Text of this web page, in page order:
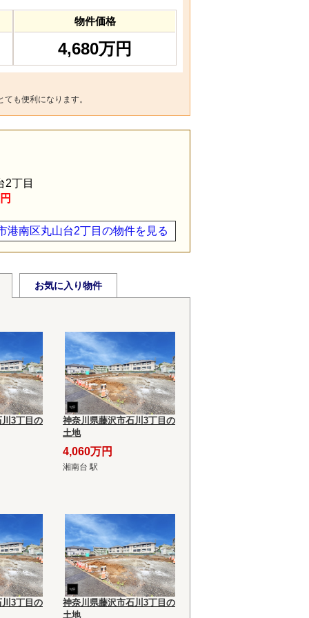
物件価格
4,680万円
も便利になります。
港南区丸山台2丁目の物件を見る
2丁目
お気に入り物件
3丁目の
神奈川県藤沢市石川3丁目の
土地
4,060万円
湘南台 駅
3丁目の
神奈川県藤沢市石川3丁目の
土地